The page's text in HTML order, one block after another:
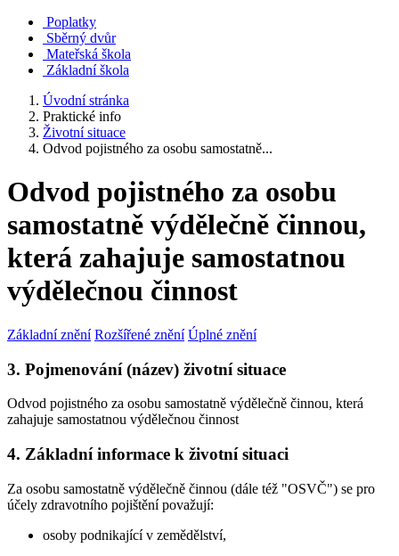
Poplatky
Sběrný dvůr
Mateřská škola
Základní škola
Úvodní stránka
Praktické info
Životní situace
Odvod pojistného za osobu samostatně...
Odvod pojistného za osobu
samostatně výdělečně činnou,
která zahajuje samostatnou
výdělečnou činnost
Základní znění Rozšířené znění Úplné znění
3. Pojmenování (název) životní situace
Odvod pojistného za osobu samostatně výdělečně činnou, která
zahajuje samostatnou výdělečnou činnost
4. Základní informace k životní situaci
Za osobu samostatně výdělečně činnou (dále též "OSVČ") se pro
účely zdravotního pojištění považují:
osoby podnikající v zemědělství,